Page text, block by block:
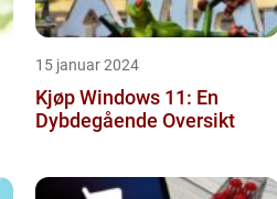
15 januar 2024
Kjøp Windows 11: En
Dybdegående Oversikt